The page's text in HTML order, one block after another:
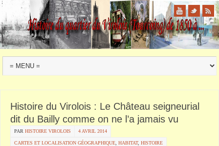
Histoire du Virolois : Le Château seigneurial
dit du Bailly comme on ne l’a jamais vu
PAR HISTOIRE VIROLOIS 4 AVRIL 2014
CARTES ET LOCALISATION GÉOGRAPHIQUE HABITAT, HISTOIRE